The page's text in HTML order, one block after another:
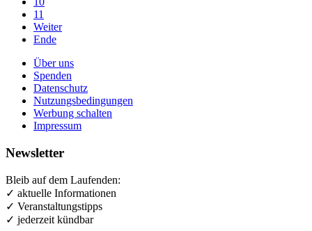
11
Weiter
Ende
Über uns
Spenden
Datenschutz
Nutzungsbedingungen
Werbung schalten
Impressum
Newsletter
Bleib auf dem Laufenden:
✓ aktuelle Informationen
✓ Veranstaltungstipps
✓ jederzeit kündbar